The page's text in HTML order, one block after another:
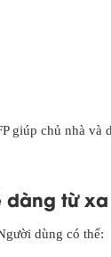
giúp chủ nhà và
dàng từ xa
dùng có thể: